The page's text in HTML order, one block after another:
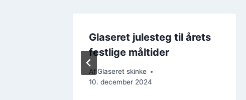
Glaseret julesteg til årets
festlige måltider
AfGlaseret skinke
10. december 2024